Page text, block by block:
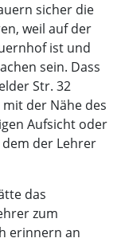
sicher die
weil auf der
ist und
sein. Dass
Str. 32
der Nähe des
Aufsicht oder
der Lehrer
das
zum
erinnern an